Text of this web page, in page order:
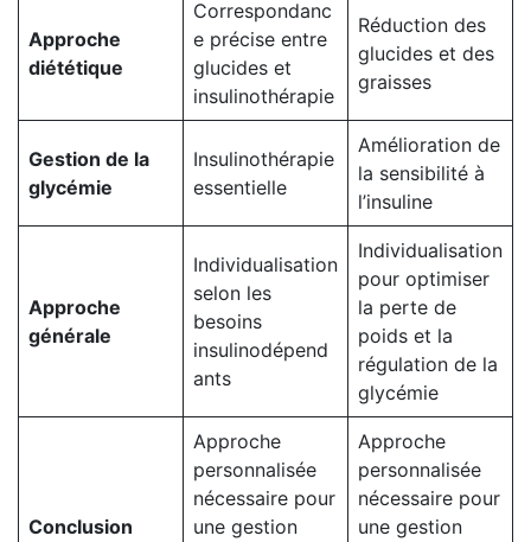
Approche
diététique
Correspondanc
e précise entre
glucides et
insulinothérapie
Réduction des
glucides et des
graisses
Gestion de la
glycémie
Insulinothérapie
essentielle
Amélioration de
la sensibilité à
l’insuline
Approche
générale
Individualisation
selon les
besoins
insulinodépend
ants
Individualisation
pour optimiser
la perte de
poids et la
régulation de la
glycémie
Conclusion
Approche
personnalisée
nécessaire pour
une gestion
Approche
personnalisée
nécessaire pour
une gestion